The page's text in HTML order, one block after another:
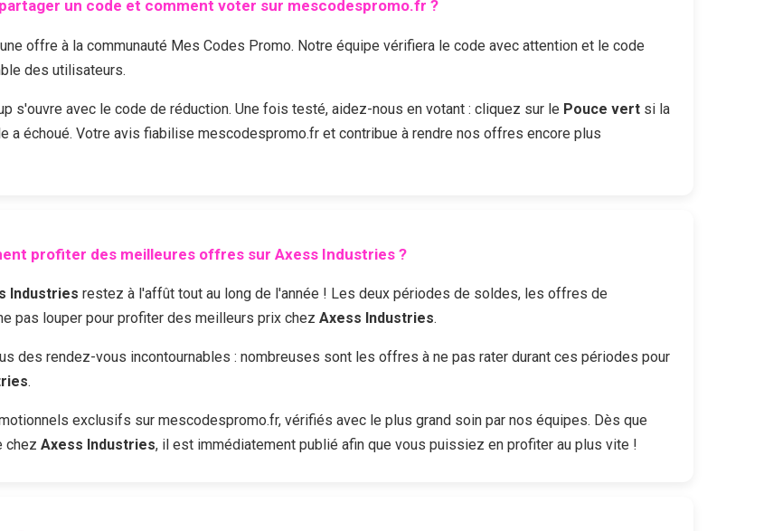
un code et comment voter sur mescodespromo.fr ?
offre à la communauté Mes Codes Promo. Notre équipe vérifiera le code avec attention et le code
des utilisateurs.
s'ouvre avec le code de réduction. Une fois testé, aidez-nous en votant : cliquez sur le Pouce vert si la
a échoué. Votre avis fiabilise mescodespromo.fr et contribue à rendre nos offres encore plus
profiter des meilleures offres sur Axess Industries?
Industries restez à l'affût tout au long de l'année ! Les deux périodes de soldes, les offres de
pas louper pour profiter des meilleurs prix chez Axess Industries.
des rendez-vous incontournables : nombreuses sont les offres à ne pas rater durant ces périodes pour
.
exclusifs sur mescodespromo.fr, vérifiés avec le plus grand soin par nos équipes. Dès que
chez Axess Industries, il est immédiatement publié afin que vous puissiez en profiter au plus vite !